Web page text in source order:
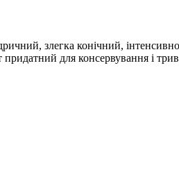
злегка конічний,
для консервування і